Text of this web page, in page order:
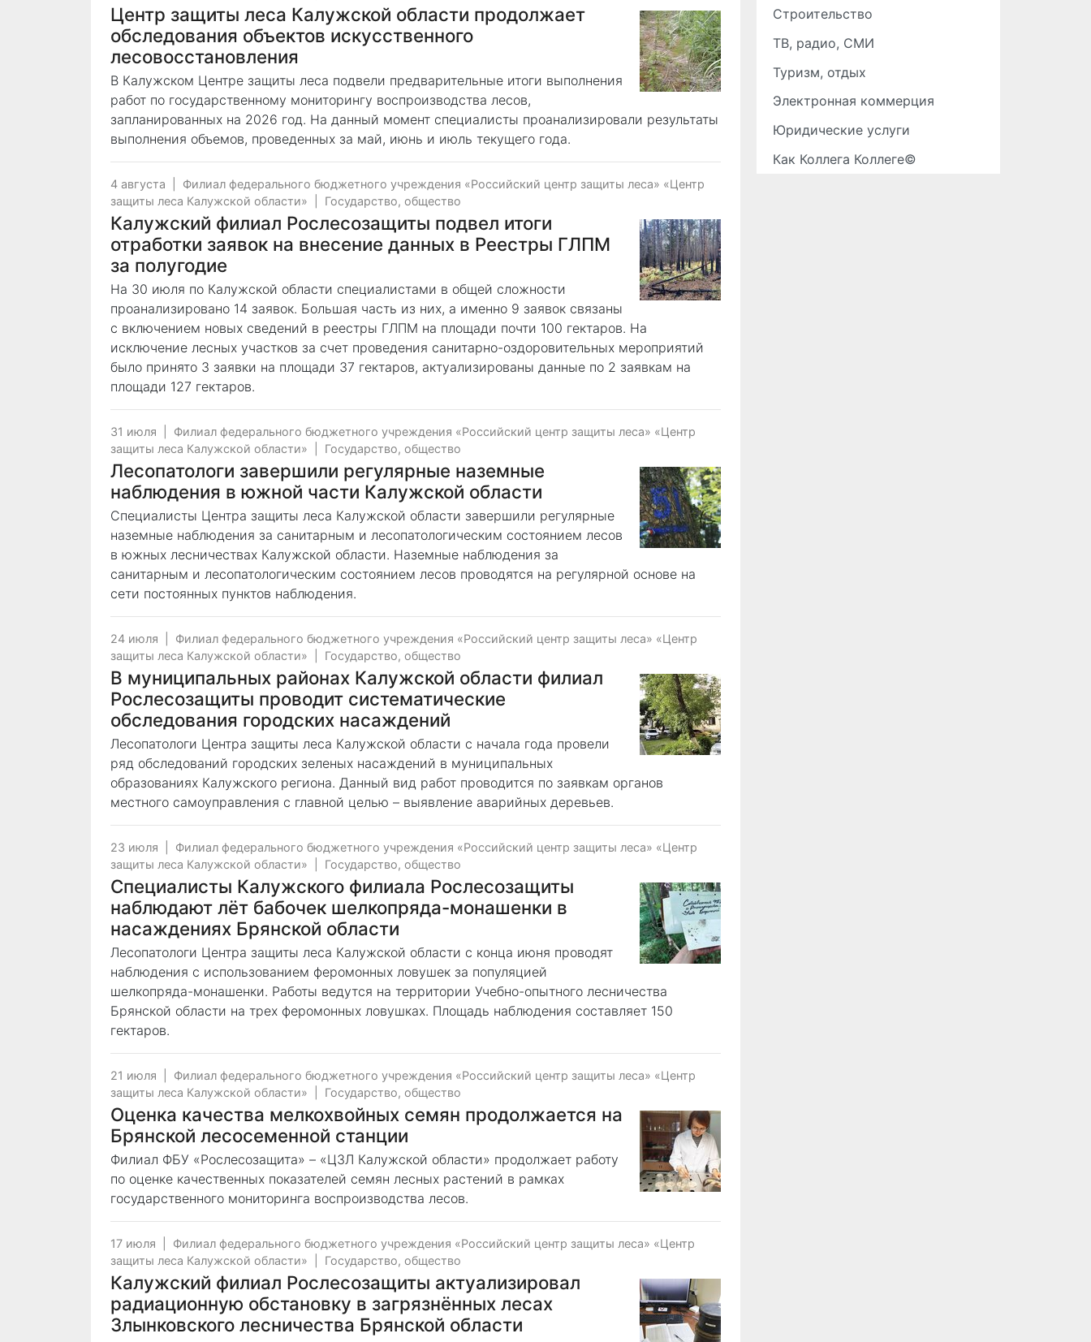
Центр защиты леса Калужской области продолжает
обследования объектов искусственного
лесовосстановления
В Калужском Центре защиты леса подвели предварительные итоги выполнения
работ по государственному мониторингу воспроизводства лесов,
запланированных на 2026 год. На данный момент специалисты проанализировали результаты
выполнения объемов, проведенных за май, июнь и июль текущего года.
4 августа
Филиал федерального бюджетного учреждения «Российский центр защиты леса» «Центр
защиты леса Калужской области»
Государство, общество
Калужский филиал Рослесозащиты подвел итоги
отработки заявок на внесение данных в Реестры ГЛПМ
за полугодие
На 30 июля по Калужской области специалистами в общей сложности
проанализировано 14 заявок. Большая часть из них, а именно 9 заявок связаны
с включением новых сведений в реестры ГЛПМ на площади почти 100 гектаров. На
исключение лесных участков за счет проведения санитарно-оздоровительных мероприятий
было принято 3 заявки на площади 37 гектаров, актуализированы данные по 2 заявкам на
площади 127 гектаров.
31 июля
Филиал федерального бюджетного учреждения «Российский центр защиты леса» «Центр
защиты леса Калужской области»
Государство, общество
Лесопатологи завершили регулярные наземные
наблюдения в южной части Калужской области
Cпециалисты Центра защиты леса Калужской области завершили регулярные
наземные наблюдения за санитарным и лесопатологическим состоянием лесов
в южных лесничествах Калужской области. Наземные наблюдения за
санитарным и лесопатологическим состоянием лесов проводятся на регулярной основе на
сети постоянных пунктов наблюдения.
24 июля
Филиал федерального бюджетного учреждения «Российский центр защиты леса» «Центр
защиты леса Калужской области»
Государство, общество
В муниципальных районах Калужской области филиал
Рослесозащиты проводит систематические
обследования городских насаждений
Лесопатологи Центра защиты леса Калужской области с начала года провели
ряд обследований городских зеленых насаждений в муниципальных
образованиях Калужского региона. Данный вид работ проводится по заявкам органов
местного самоуправления с главной целью – выявление аварийных деревьев.
23 июля
Филиал федерального бюджетного учреждения «Российский центр защиты леса» «Центр
защиты леса Калужской области»
Государство, общество
Специалисты Калужского филиала Рослесозащиты
наблюдают лёт бабочек шелкопряда-монашенки в
насаждениях Брянской области
Лесопатологи Центра защиты леса Калужской области с конца июня проводят
наблюдения с использованием феромонных ловушек за популяцией
шелкопряда-монашенки. Работы ведутся на территории Учебно-опытного лесничества
Брянской области на трех феромонных ловушках. Площадь наблюдения составляет 150
гектаров.
21 июля
Филиал федерального бюджетного учреждения «Российский центр защиты леса» «Центр
защиты леса Калужской области»
Государство, общество
Оценка качества мелкохвойных семян продолжается на
Брянской лесосеменной станции
Филиал ФБУ «Рослесозащита» – «ЦЗЛ Калужской области» продолжает работу
по оценке качественных показателей семян лесных растений в рамках
государственного мониторинга воспроизводства лесов.
17 июля
Филиал федерального бюджетного учреждения «Российский центр защиты леса» «Центр
защиты леса Калужской области»
Государство, общество
Калужский филиал Рослесозащиты актуализировал
радиационную обстановку в загрязнённых лесах
Злынковского лесничества Брянской области
Строительство
ТВ, радио, СМИ
Туризм, отдых
Электронная коммерция
Юридические услуги
Как Коллега Коллеге©